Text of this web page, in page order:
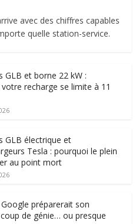
avec des chiffres capables
quelle station-service.
GLB et borne 22 kW :
recharge se limite à 11
GLB électrique et
Tesla : pourquoi le plein
au point mort
Google préparerait son
de génie… ou presque